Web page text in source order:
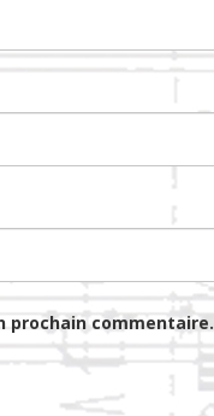
prochain commentaire.